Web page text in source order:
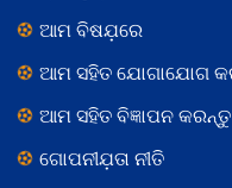
ଆମ ବିଷଯ଼ରେ
ଆମ ସହିତ ଯୋଗାଯୋଗ
ଆମ ସହିତ ବିଜ୍ଞାପନ କରନ୍ତୁ
ଗୋପନୀଯ଼ତା ନୀତି